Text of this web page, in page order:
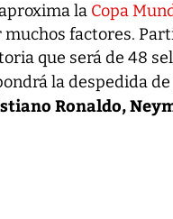
la Copa
muchos factores.
que será de 48
la despedida
Ronaldo,